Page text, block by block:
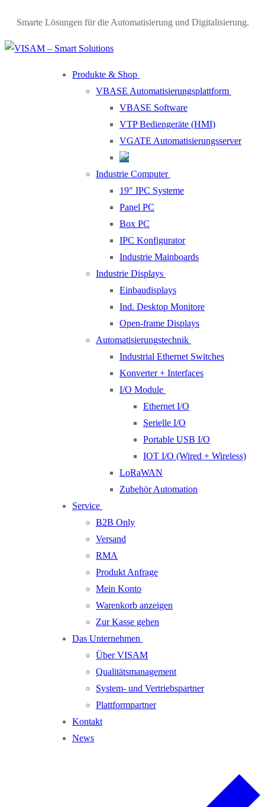
Smarte Lösungen für die Automatisierung und Digitalisierung.
Produkte & Shop
VBASE Automatisierungsplattform
VBASE Software
VTP Bediengeräte (HMI)
VGATE Automatisierungsserver
Industrie Computer
19″ IPC Systeme
Panel PC
Box PC
IPC Konfigurator
Industrie Mainboards
Industrie Displays
Einbaudisplays
Ind. Desktop Monitore
Open-frame Displays
Automatisierungstechnik
Industrial Ethernet Switches
Konverter + Interfaces
I/O Module
Ethernet I/O
Serielle I/O
Portable USB I/O
IOT I/O (Wired + Wireless)
LoRaWAN
Zubehör Automation
Service
B2B Only
Versand
RMA
Produkt Anfrage
Mein Konto
Warenkorb anzeigen
Zur Kasse gehen
Das Unternehmen
Über VISAM
Qualitätsmanagement
System- und Vertriebspartner
Plattformpartner
Kontakt
News